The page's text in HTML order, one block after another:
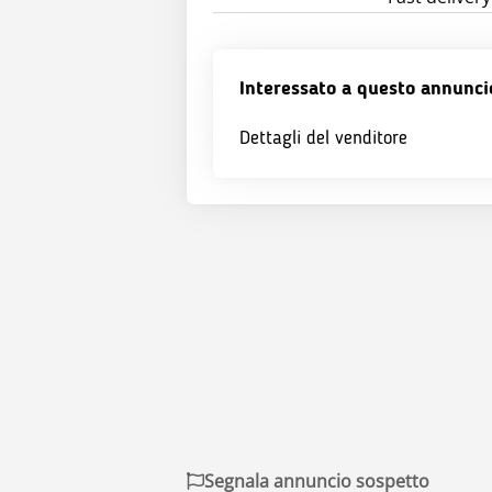
Interessato a questo
Dettagli del venditore
Segnala annuncio sospetto